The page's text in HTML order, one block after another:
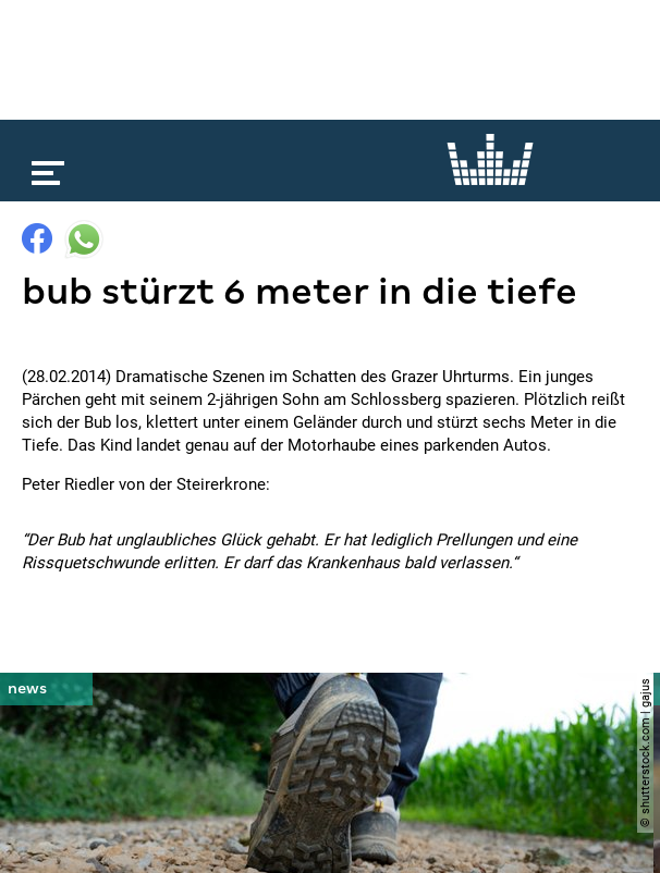
bub stürzt 6 meter in die tiefe
(28.02.2014) Dramatische Szenen im Schatten des Grazer Uhrturms. Ein junges
Pärchen geht mit seinem 2-jährigen Sohn am Schlossberg spazieren. Plötzlich reißt
sich der Bub los, klettert unter einem Geländer durch und stürzt sechs Meter in die
Tiefe. Das Kind landet genau auf der Motorhaube eines parkenden Autos.
Peter Riedler von der Steirerkrone:
“Der Bub hat unglaubliches Glück gehabt. Er hat lediglich Prellungen und eine
Rissquetschwunde erlitten. Er darf das Krankenhaus bald verlassen.“
© shutterstock.com | gajus